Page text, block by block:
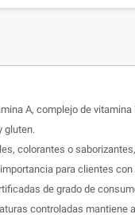
A, complejo de vitamina
gluten.
colorantes o
para clientes
de grado de
controladas mantiene